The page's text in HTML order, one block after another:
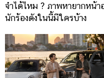
จำได้ไหม ? ภาพหายากหน้
นักร้องดังในนี้มีใครบ้าง